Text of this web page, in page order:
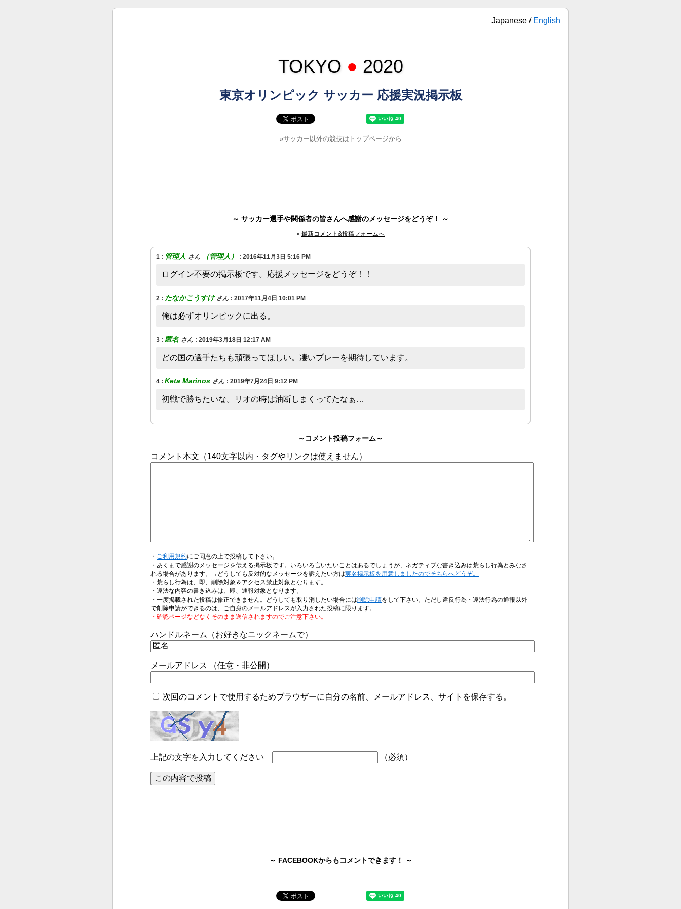
Japanese / English
TOKYO ● 2020
東京オリンピック サッカー 応援実況掲示板
»サッカー以外の競技はトップページから
～ サッカー選手や関係者の皆さんへ感謝のメッセージをどうぞ！ ～
» 最新コメント&投稿フォームへ
1 : 管理人 さん （管理人） : 2016年11月3日 5:16 PM
ログイン不要の掲示板です。応援メッセージをどうぞ！！
2 : たなかこうすけ さん : 2017年11月4日 10:01 PM
俺は必ずオリンピックに出る。
3 : 匿名 さん : 2019年3月18日 12:17 AM
どの国の選手たちも頑張ってほしい。凄いプレーを期待しています。
4 : Keta Marinos さん : 2019年7月24日 9:12 PM
初戦で勝ちたいな。リオの時は油断しまくってたなぁ…
～コメント投稿フォーム～
コメント本文（140文字以内・タグやリンクは使えません）
・ ご利用規約にご同意の上で投稿して下さい。
・あくまで感謝のメッセージを伝える掲示板です。いろいろ言いたいことはあるでしょうが、ネガティブな書き込みは荒らし行為とみなさ
れる場合があります。→どうしても反対的なメッセージを訴えたい方は実名掲示板を用意しましたのでそちらへどうぞ。
・荒らし行為は、即、削除対象＆アクセス禁止対象となります。
・違法な内容の書き込みは、即、通報対象となります。
・一度掲載された投稿は修正できません。どうしても取り消したい場合には削除申請をして下さい。ただし違反行為・違法行為の通報以外
で削除申請ができるのは、ご自身のメールアドレスが入力された投稿に限ります。
・確認ページなどなくそのまま送信されますのでご注意下さい。
ハンドルネーム（お好きなニックネームで）
メールアドレス （任意・非公開）
次回のコメントで使用するためブラウザーに自分の名前、メールアドレス、サイトを保存する。
上記の文字を入力してください （必須）
～ FACEBOOKからもコメントできます！ ～